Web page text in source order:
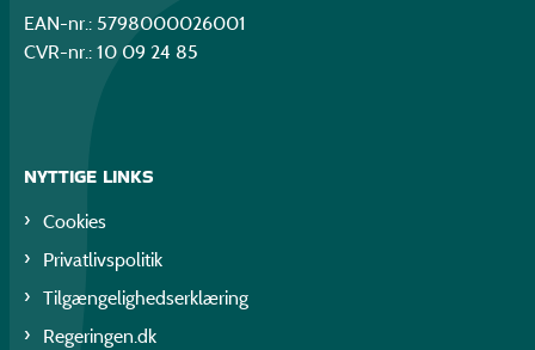
EAN-nr.: 5798000026001
CVR-nr.: 10 09 24 85
NYTTIGE LINKS
Cookies
Privatlivspolitik
Tilgængelighedserklæring
Regeringen.dk